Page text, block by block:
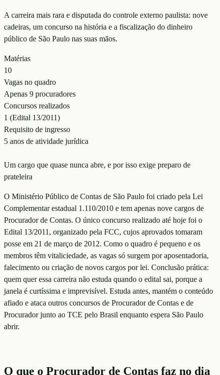
A carreira mais rara e disputada do controle externo paulista: nove
cadeiras, um concurso na história e a fiscalização do dinheiro
público de São Paulo nas suas mãos.
Matérias
10
Vagas no quadro
Apenas 9 procuradores
Concursos realizados
1 (Edital 13/2011)
Requisito de ingresso
5 anos de atividade jurídica
Um cargo que quase nunca abre, e por isso exige preparo de
prateleira
O Ministério Público de Contas de São Paulo foi criado pela Lei
Complementar estadual 1.110/2010 e tem apenas nove cargos de
Procurador de Contas. O único concurso realizado até hoje foi o
Edital 13/2011, organizado pela FCC, cujos aprovados tomaram
posse em 21 de março de 2012. Como o quadro é pequeno e os
membros têm vitaliciedade, as vagas só surgem por aposentadoria,
falecimento ou criação de novos cargos por lei. Conclusão prática:
quem quer essa carreira não estuda quando o edital sai, porque a
janela é curtíssima e imprevisível. Estuda antes, mantém o conteúdo
afiado e ataca outros concursos de Procurador de Contas e de
Procurador junto ao TCE pelo Brasil enquanto espera São Paulo
abrir.
O que o Procurador de Contas faz no dia